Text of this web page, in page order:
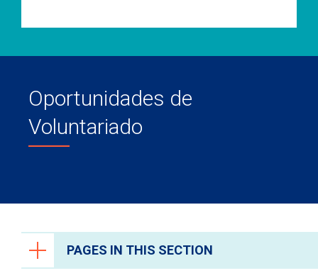
Oportunidades de
Voluntariado
PAGES IN THIS SECTION